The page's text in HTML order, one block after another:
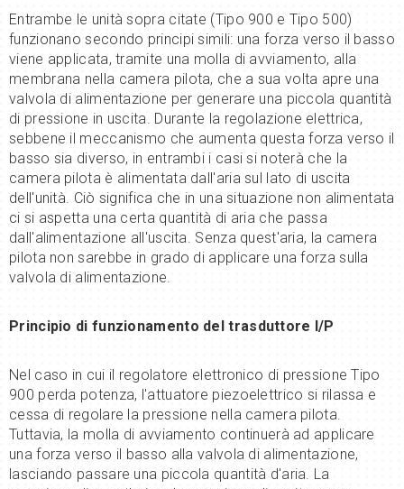
Entrambe le unità sopra citate (Tipo 900 e Tipo 500)
funzionano secondo principi simili: una forza verso il basso
viene applicata, tramite una molla di avviamento, alla
membrana nella camera pilota, che a sua volta apre una
valvola di alimentazione per generare una piccola quantità
di pressione in uscita. Durante la regolazione elettrica,
sebbene il meccanismo che aumenta questa forza verso il
basso sia diverso, in entrambi i casi si noterà che la
camera pilota è alimentata dall'aria sul lato di uscita
dell'unità. Ciò significa che in una situazione non alimentata
ci si aspetta una certa quantità di aria che passa
dall'alimentazione all'uscita. Senza quest'aria, la camera
pilota non sarebbe in grado di applicare una forza sulla
valvola di alimentazione.
Principio di funzionamento del trasduttore I/P
Nel caso in cui il regolatore elettronico di pressione Tipo
900 perda potenza, l'attuatore piezoelettrico si rilassa e
cessa di regolare la pressione nella camera pilota.
Tuttavia, la molla di avviamento continuerà ad applicare
una forza verso il basso alla valvola di alimentazione,
lasciando passare una piccola quantità d'aria. La